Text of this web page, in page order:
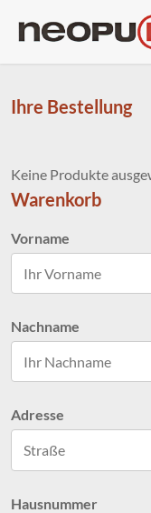
Zum Menü springen
Zum Inhalt springen
Zum Kontaktmenü
Ihre Bestellung
Keine Produkte
Warenkorb
Vorname
Nachname
Adresse
Hausnummer